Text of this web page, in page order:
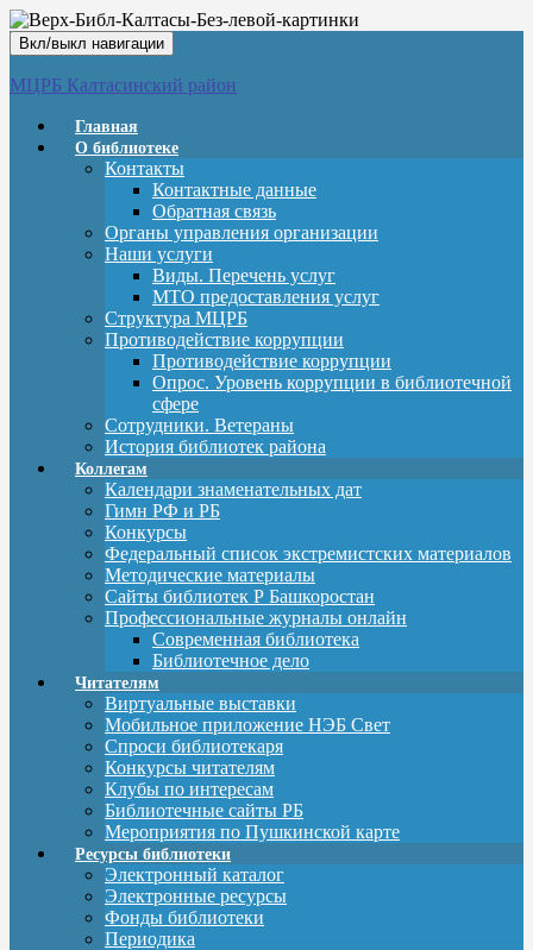
Вкл/выкл навигации
МЦРБ Калтасинский район
Главная
О библиотеке
Контакты
Контактные данные
Обратная связь
Органы управления организации
Наши услуги
Виды. Перечень услуг
МТО предоставления услуг
Структура МЦРБ
Противодействие коррупции
Противодействие коррупции
Опрос. Уровень коррупции в библиотечной
сфере
Сотрудники. Ветераны
История библиотек района
Коллегам
Календари знаменательных дат
Гимн РФ и РБ
Конкурсы
Федеральный список экстремистских материалов
Методические материалы
Сайты библиотек Р Башкоростан
Профессиональные журналы онлайн
Современная библиотека
Библиотечное дело
Читателям
Виртуальные выставки
Мобильное приложение НЭБ Свет
Спроси библиотекаря
Конкурсы читателям
Клубы по интересам
Библиотечные сайты РБ
Мероприятия по Пушкинской карте
Ресурсы библиотеки
Электронный каталог
Электронные ресурсы
Фонды библиотеки
Периодика